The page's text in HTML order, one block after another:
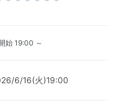
始 19:00 ～
6/16(火)19:00